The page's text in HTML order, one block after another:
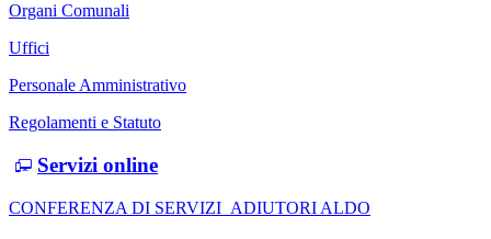
Organi Comunali
Uffici
Personale Amministrativo
Regolamenti e Statuto
Servizi online
CONFERENZA DI SERVIZI_ADIUTORI ALDO